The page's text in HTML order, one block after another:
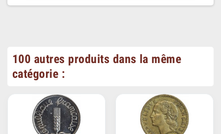
100 autres produits dans la même
catégorie :